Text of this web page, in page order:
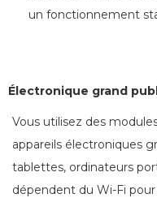
un fonctionnement
Électronique grand
Vous utilisez des
appareils électroniques
tablettes, ordinateurs
dépendent du Wi-Fi